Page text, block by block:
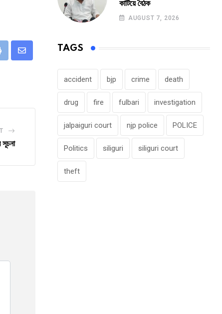
Share
কাটিয়ে বৈঠক
AUGUST 7, 2026
TAGS
accident bjp crime death
drug fire fulbari investigation
jalpaiguri court njp police POLICE
Politics siliguri siliguri court
theft